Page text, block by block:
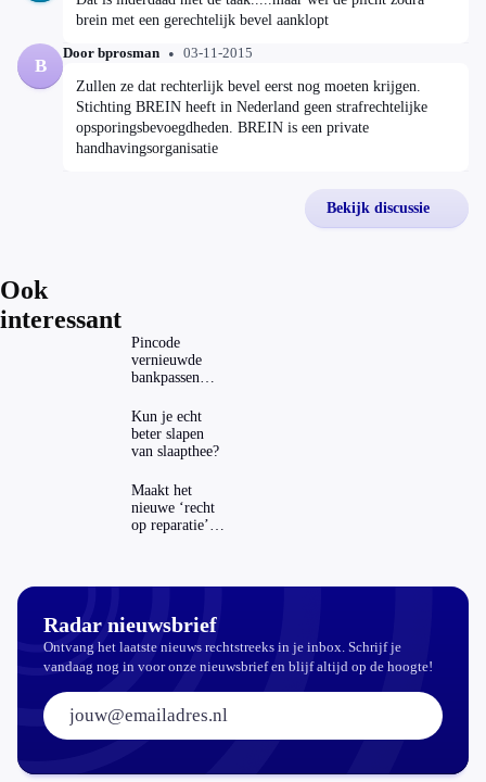
brein met een gerechtelijk bevel aanklopt
B
Door bprosman 03-11-2015
Zullen ze dat rechterlijk bevel eerst nog moeten krijgen.
Stichting BREIN heeft in Nederland geen strafrechtelijke
opsporingsbevoegdheden. BREIN is een private
handhavingsorganisatie
Bekijk discussie
Ook
interessant
Pincode
vernieuwde
bankpassen
ING-app: is dat
wel veilig?
Kun je echt
beter slapen
van slaapthee?
Maakt het
nieuwe ‘recht
op reparatie’
Radar nieuwsbrief
Ontvang het laatste nieuws rechtstreeks in je inbox. Schrijf je
vandaag nog in voor onze nieuwsbrief en blijf altijd op de hoogte!
E-mailadres: